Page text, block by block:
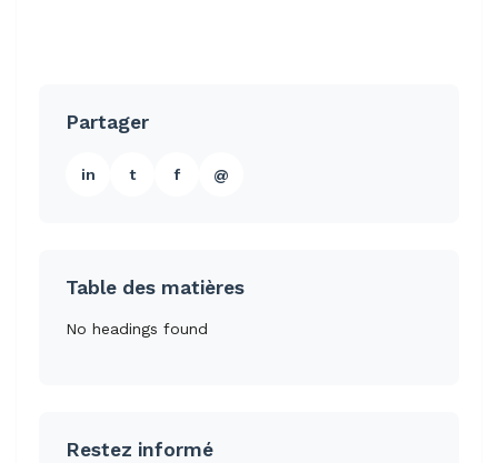
Partager
in t f @
Table des matières
No headings found
Restez informé